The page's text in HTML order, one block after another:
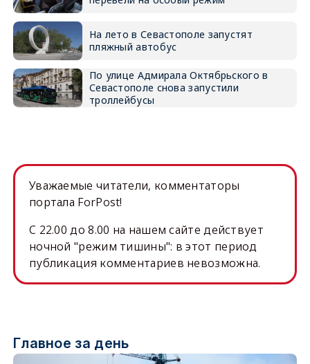
На лето в Севастополе запустят
пляжный автобус
По улице Адмирала Октябрьского в
Севастополе снова запустили
троллейбусы
Уважаемые читатели, комментаторы
портала ForPost!
C 22.00 до 8.00 на нашем сайте действует
ночной "режим тишины": в этот период
публикация комментариев невозможна.
Главное за день